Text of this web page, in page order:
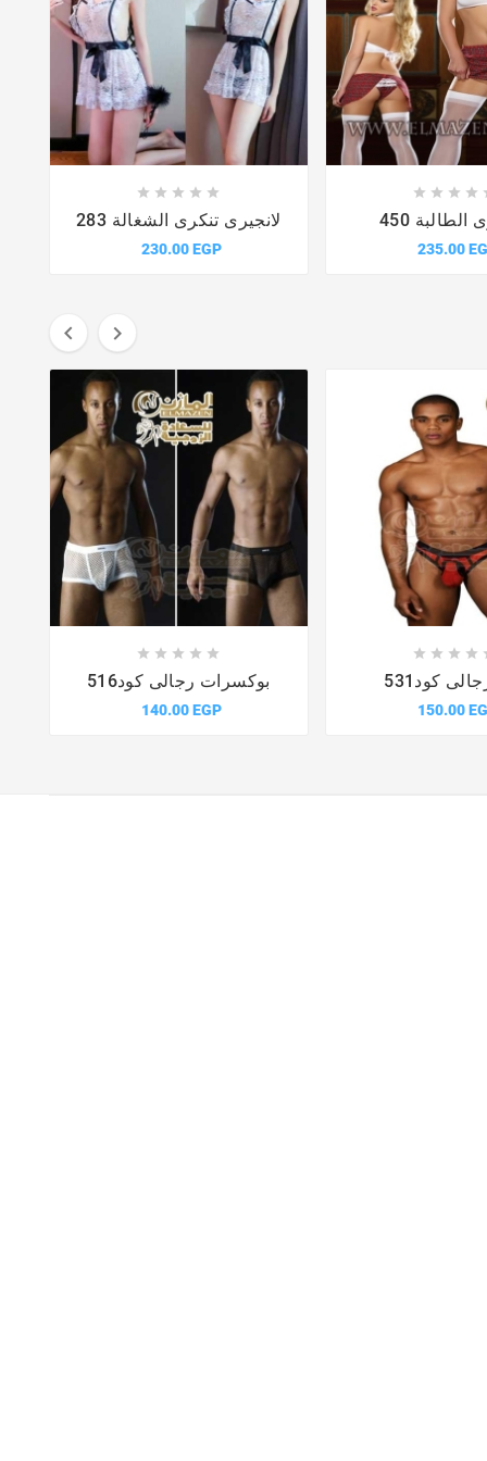

    
لانجيرى تنكرى الشغالة 283
230.00 EGP

   
الطالبة 450
235.00
 
 
    
بوكسرات رجالى كود516
140.00 EGP

   
كود531
150.00